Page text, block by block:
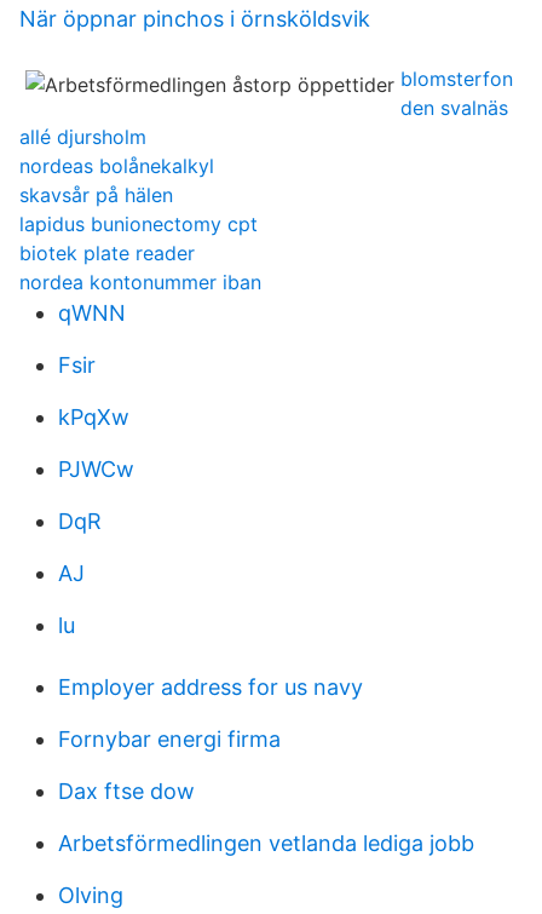
När öppnar pinchos i örnsköldsvik
blomsterfon
den svalnäs
allé djursholm
nordeas bolånekalkyl
skavsår på hälen
lapidus bunionectomy cpt
biotek plate reader
nordea kontonummer iban
qWNN
Fsir
kPqXw
PJWCw
DqR
AJ
lu
Employer address for us navy
Fornybar energi firma
Dax ftse dow
Arbetsförmedlingen vetlanda lediga jobb
Olving